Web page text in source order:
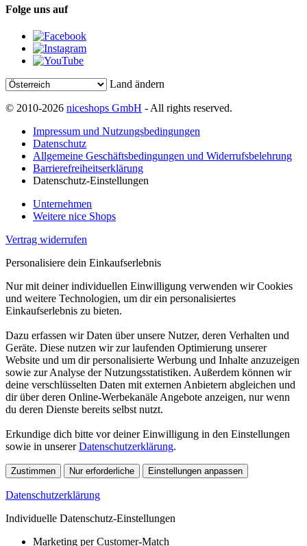
Folge uns auf
Land ändern
© 2010-2026 niceshops GmbH - All rights reserved.
Impressum und Nutzungsbedingungen
Datenschutz
Allgemeine Geschäftsbedingungen und Widerrufsbelehrung
Barrierefreiheitserklärung
Datenschutz-Einstellungen
Unternehmen
Weitere nice Shops
Vertrag widerrufen
Personalisiere dein Einkaufserlebnis
Nur mit deiner individuellen Einwilligung verwenden wir Cookies
und weitere Technologien, um dir ein personalisiertes
Einkaufserlebnis zu bieten.
Dazu erfassen wir Daten über unsere Nutzer, deren Verhalten und
Geräte. Diese nutzen wir zur laufenden Optimierung unserer
Website und um dir personalisierte Werbung und Inhalte anzuzeigen
sowie zur Analyse der Nutzungsstatistiken. Außerdem können wir
deine verschlüsselten Daten mit externen Anbietern abgleichen und
dir über deren Online-Werbekanäle Angebote anzeigen, nur wenn
du deren Dienste bereits selbst nutzt.
Erkundige dich bitte vor deiner Einwilligung in den Einstellungen
sowie in unsererDatenschutzerklärung.
Zustimmen Nur erforderliche Einstellungen anpassen
Datenschutzerklärung
Individuelle Datenschutz-Einstellungen
Marketing per Customer-Match